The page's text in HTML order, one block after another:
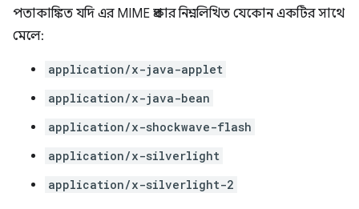
পতাকাঙ্কিত যদি এর MIME প্রকার নিম্নলিখিত যেকোন একটির সাথে
মেলে:
application/x-java-applet
application/x-java-bean
application/x-shockwave-flash
application/x-silverlight
application/x-silverlight-2